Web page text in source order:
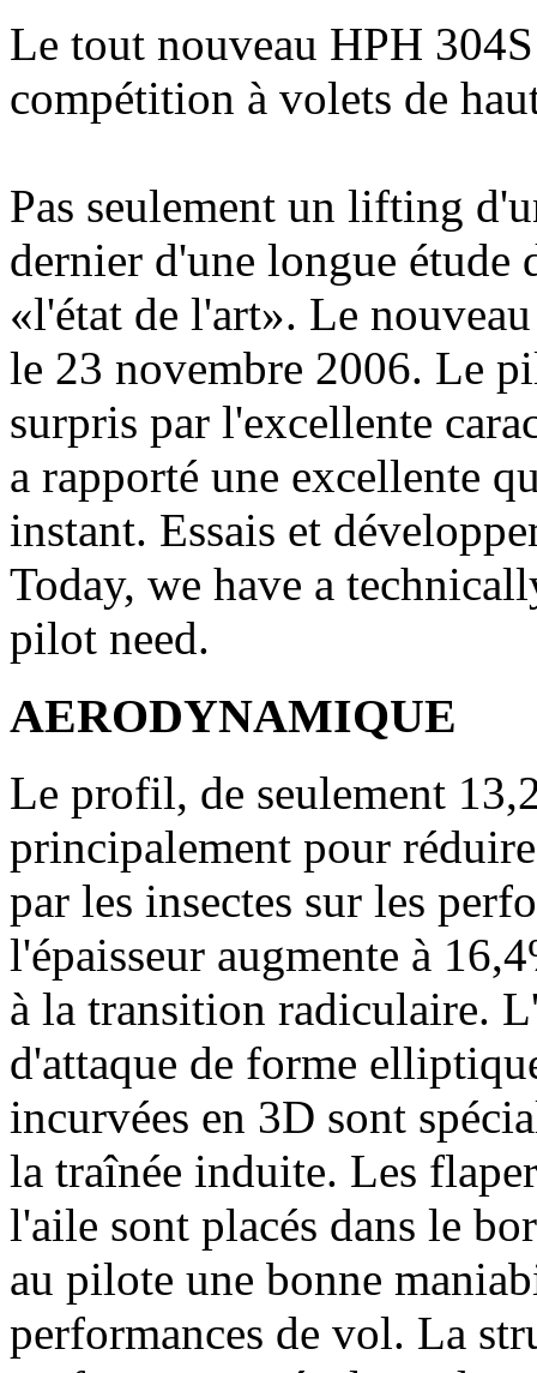
Le tout nouveau HPH
compétition à volets de
Pas seulement un lifting
dernier d'une longue étude
«l'état de l'art». Le
le 23 novembre 2006. Le
surpris par l'excellente
a rapporté une excellente
instant. Essais et
Today, we have a
pilot need.
AERODYNAMIQUE
Le profil, de seulement
principalement pour
par les insectes sur les
l'épaisseur augmente à
à la transition radiculaire.
d'attaque de forme
incurvées en 3D sont
la traînée induite. Les
l'aile sont placés dans le
au pilote une bonne
performances de vol. La